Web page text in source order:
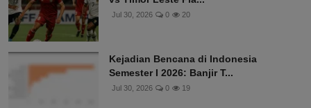
Jul 30, 2026 0 20
Kejadian Bencana di Indonesia
Semester I 2026: Banjir T...
Jul 30, 2026 0 19